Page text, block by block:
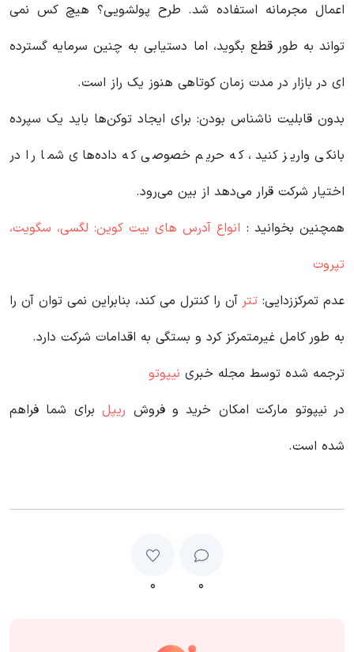
اعمال مجرمانه استفاده شد. طرح پولشویی؟ هیچ کس نمی
تواند به طور قطع بگوید، اما دستیابی به چنین سرمایه گسترده
ای در بازار در مدت زمان کوتاهی هنوز یک راز است.
بدون قابلیت ناشناس بودن: برای ایجاد توکن‌ها باید یک سپرده
بانکی واریز کنید، که حریم خصوصی که داده‌های شما را در
اختیار شرکت قرار می‌دهد از بین می‌رود.
همچنین بخوانید : انواع آدرس های بیت کوین: لگسی، سگویت،
تپروت
عدم تمرکززدایی: تتر آن را کنترل می کند، بنابراین نمی توان آن را
به طور کامل غیرمتمرکز کرد و بستگی به اقدامات شرکت دارد.
ترجمه شده توسط مجله خبری نیپوتو
در نیپوتو مارکت امکان خرید و فروش ریپلبرای شما فراهم
شده است.
۰ ۰